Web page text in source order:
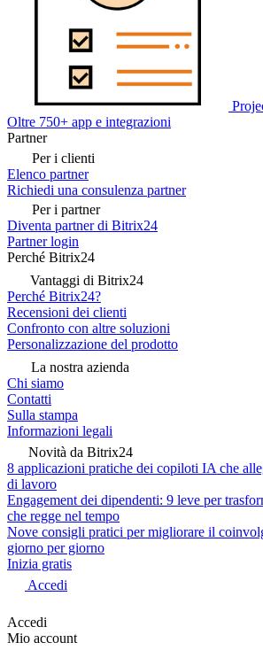
Oltre 750+ app e integrazioni
Partner
Per i clienti
Elenco partner
Richiedi una consulenza partner
Per i partner
Diventa partner di Bitrix24
Partner login
Perché Bitrix24
Vantaggi di Bitrix24
Perché Bitrix24?
Recensioni dei clienti
Confronto con altre soluzioni
Personalizzazione del prodotto
La nostra azienda
Chi siamo
Contatti
Sulla stampa
Informazioni legali
Novità da Bitrix24
8 applicazioni pratiche dei copiloti IA che
di lavoro
Engagement dei dipendenti: 9 leve per
che regge nel tempo
Nove consigli pratici per migliorare il
giorno per giorno
Inizia gratis
Accedi
Accedi
Mio account